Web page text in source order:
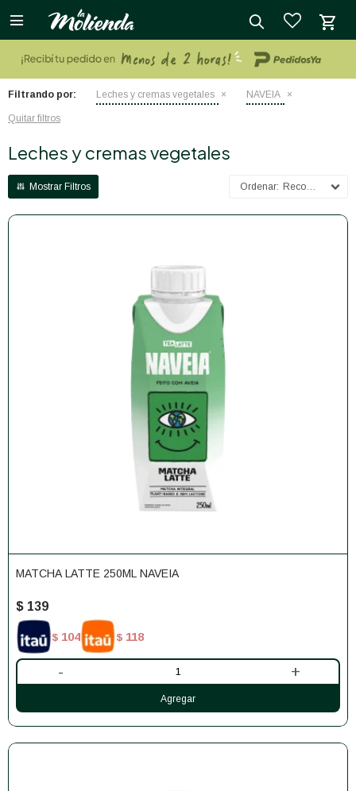

Filtrando por: Leches y cremas vegetales NAVEIA
Quitar filtros
Leches y cremas vegetales
Recomendados
MATCHA LATTE 250ML NAVEIA
$ 139
$ 104 $ 118
- +